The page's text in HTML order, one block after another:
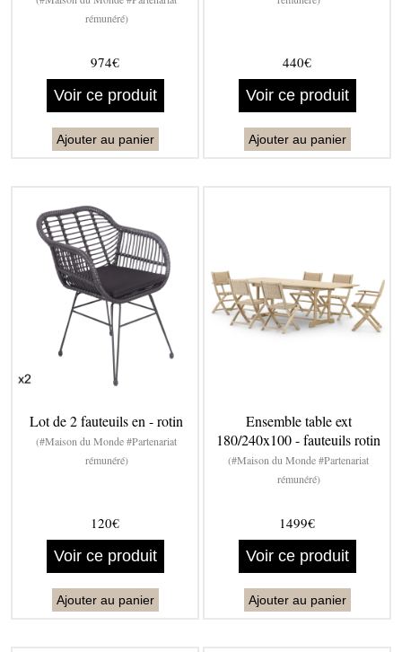
rémunéré)
974€
Voir ce produit
Ajouter au panier
440€
Voir ce produit
Ajouter au panier
Lot de 2 fauteuils en - rotin
(#Maison du Monde #Partenariat
rémunéré)
120€
Voir ce produit
Ajouter au panier
Ensemble table ext
180/240x100 - fauteuils rotin
(#Maison du Monde #Partenariat
rémunéré)
1499€
Voir ce produit
Ajouter au panier